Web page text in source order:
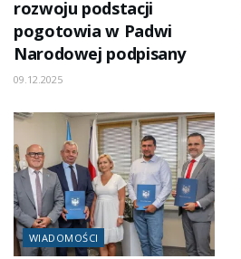
rozwoju podstacji
pogotowia w Padwi
Narodowej podpisany
09.12.2025
WIADOMOŚCI